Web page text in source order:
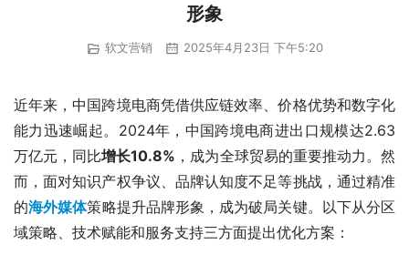
形象
软文营销 2025年4月23日 下午5:20
近年来，中国跨境电商凭借供应链效率、价格优势和数字化
能力迅速崛起。2024年，中国跨境电商进出口规模达2.63
万亿元，同比增长10.8% ，成为全球贸易的重要推动力。然
而，面对知识产权争议、品牌认知度不足等挑战，通过精准
的海外媒体策略提升品牌形象，成为破局关键。以下从分区
域策略、技术赋能和服务支持三方面提出优化方案：